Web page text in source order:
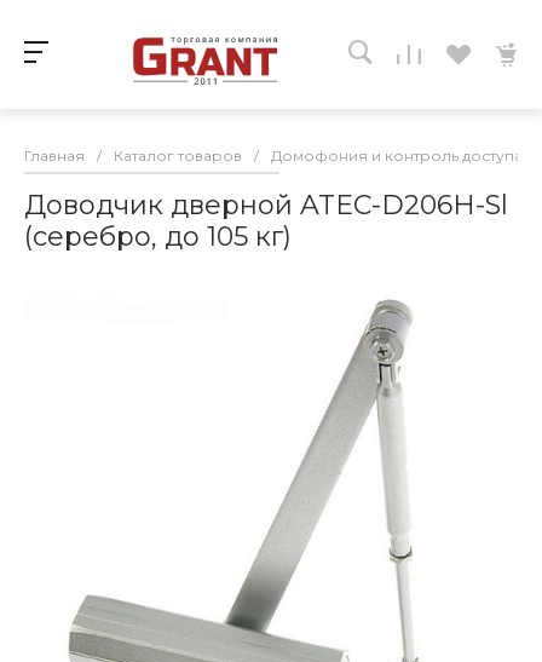
Главная / Каталог товаров / Домофония и контроль доступа
Доводчик дверной ATEC-D206H-Sl
(серебро, до 105 кг)